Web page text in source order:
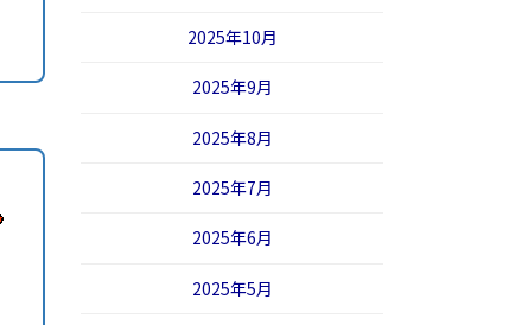
2025年10月
2025年9月
2025年8月
2025年7月
2025年6月
2025年5月